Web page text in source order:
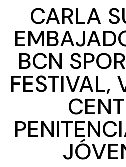
CARLA
BCN
FESTIVAL,